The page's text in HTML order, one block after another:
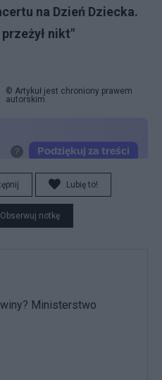
na Dzień Dziecka.
nikt"
© Artykuł jest chroniony prawem
autorskim.
Lubię to!
Obserwuj notkę
Ministerstwo